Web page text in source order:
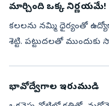
మార్చింది ఒక్క నిర్ణయమే!
కలలను నమ్మి ధైర్యంతో
శెట్టి. పట్టుదలతో
భావోద్వేగాల ఇరుముడి